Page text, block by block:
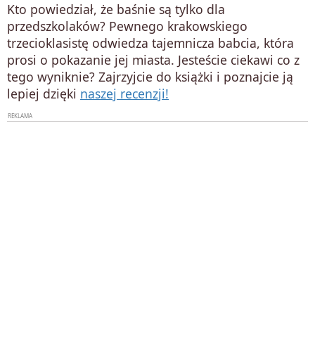
Kto powiedział, że baśnie są tylko dla
przedszkolaków? Pewnego krakowskiego
trzecioklasistę odwiedza tajemnicza babcia, która
prosi o pokazanie jej miasta. Jesteście ciekawi co z
tego wyniknie? Zajrzyjcie do książki i poznajcie ją
lepiej dzięki naszej recenzji!